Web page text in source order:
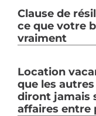
Clause de
ce que votre
vraiment
Location
que les
diront jamais
affaires entre